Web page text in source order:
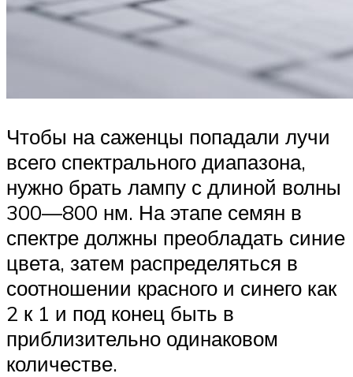
Чтобы на саженцы попадали лучи
всего спектрального диапазона,
нужно брать лампу с длиной волны
300—800 нм. На этапе семян в
спектре должны преобладать синие
цвета, затем распределяться в
соотношении красного и синего как
2 к 1 и под конец быть в
приблизительно одинаковом
количестве.